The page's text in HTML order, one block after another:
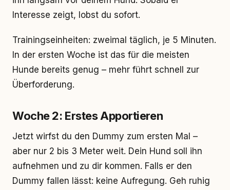
Interesse zeigt, lobst du sofort.
Trainingseinheiten: zweimal täglich, je 5 Minuten.
In der ersten Woche ist das für die meisten
Hunde bereits genug – mehr führt schnell zur
Überforderung.
Woche 2: Erstes Apportieren
Jetzt wirfst du den Dummy zum ersten Mal –
aber nur 2 bis 3 Meter weit. Dein Hund soll ihn
aufnehmen und zu dir kommen. Falls er den
Dummy fallen lässt: keine Aufregung. Geh ruhig